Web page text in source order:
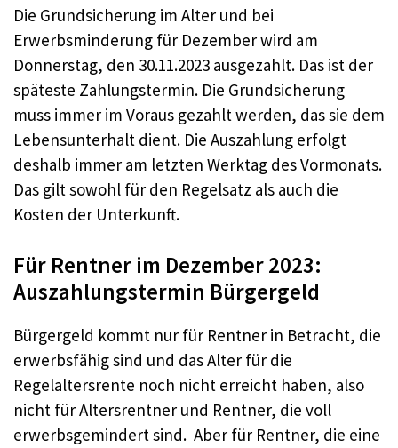
Die Grundsicherung im Alter und bei
Erwerbsminderung für Dezember wird am
Donnerstag, den 30.11.2023 ausgezahlt. Das ist der
späteste Zahlungstermin. Die Grundsicherung
muss immer im Voraus gezahlt werden, das sie dem
Lebensunterhalt dient. Die Auszahlung erfolgt
deshalb immer am letzten Werktag des Vormonats.
Das gilt sowohl für den Regelsatz als auch die
Kosten der Unterkunft.
Für Rentner im Dezember 2023:
Auszahlungstermin Bürgergeld
Bürgergeld kommt nur für Rentner in Betracht, die
erwerbsfähig sind und das Alter für die
Regelaltersrente noch nicht erreicht haben, also
nicht für Altersrentner und Rentner, die voll
erwerbsgemindert sind. Aber für Rentner, die eine